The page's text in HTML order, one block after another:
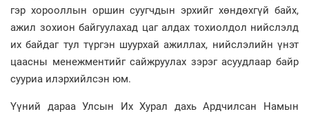
гэр хорооллын оршин суугчдын эрхийг хөндөхгүй байх,
ажил зохион байгуулахад цаг алдах тохиолдол нийслэлд
их байдаг тул түргэн шуурхай ажиллах, нийслэлийн үнэт
цаасны менежментийг сайжруулах зэрэг асуудлаар байр
сууриа илэрхийлсэн юм.
Үүний дараа Улсын Их Хурал дахь Ардчилсан Намын